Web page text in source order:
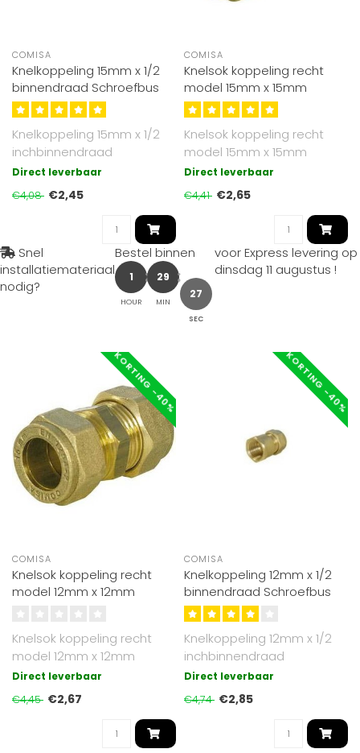
COMISA
Knelkoppeling 15mm x 1/2
binnendraad Schroefbus
Knelkoppeling 15mm x 1/2
inchbinnendraad
Direct leverbaar
€4,08 €2,45
COMISA
Knelsok koppeling recht
model 15mm x 15mm
Knelsok koppeling recht
model 15mm x 15mm
Direct leverbaar
€4,41 €2,65
Snel
installatiemateriaal
nodig?
Bestel binnen
1
HOUR
29
MIN
26
SEC
voor Express levering op
dinsdag 11 augustus !
KORTING -40%
COMISA
Knelsok koppeling recht
model 12mm x 12mm
Knelsok koppeling recht
model 12mm x 12mm
Direct leverbaar
€4,45 €2,67
KORTING -40%
COMISA
Knelkoppeling 12mm x 1/2
binnendraad Schroefbus
Knelkoppeling 12mm x 1/2
inchbinnendraad
Direct leverbaar
€4,74 €2,85